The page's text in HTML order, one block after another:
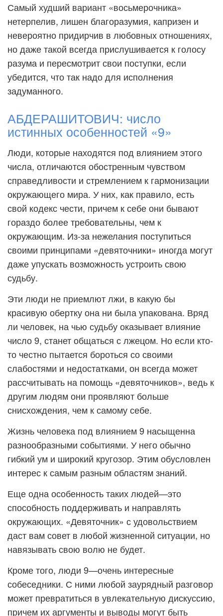
Самый худший вариант «восьмерочника»
нетерпелив, лишен благоразумия, капризен и
невероятно придирчив в любовных отношениях,
но даже такой всегда прислушивается к голосу
разума и пересмотрит свои поступки, если
убедится, что так надо для исполнения
задуманного.
АБДЕРАШИТОВИЧ: число
истинных особенностей «9»
Люди, которые находятся под влиянием этого
числа, отличаются обостренным чувством
справедливости и стремлением к гармонизации
окружающего мира. У них, как правило, есть
свой кодекс чести, причем к себе они бывают
гораздо более требовательны, чем к
окружающим. Из-за нежелания поступиться
своими принципами «девяточники» иногда могут
даже упускать возможность устроить свою
судьбу.
Эти люди не приемлют лжи, в какую бы
красивую обертку она ни была упакована. Вряд
ли человек, на чью судьбу оказывает влияние
число 9, станет общаться с лжецом. Но если кто-
то честно пытается бороться со своими
слабостями и недостатками, он всегда может
рассчитывать на помощь «девяточников», ведь к
другим людям они проявляют больше
снисхождения, чем к самому себе.
Жизнь человека под влиянием 9 насыщенна
разнообразными событиями. У него обычно
гибкий ум и широкий кругозор. Этим обусловлен
интерес к самым разным областям знаний.
Еще одна особенность таких людей—это
способность поддерживать и направлять
окружающих. «Девяточник» с удовольствием
даст вам совет в любой жизненной ситуации, но
навязывать свою волю не будет.
Кроме того, люди 9—очень интересные
собеседники. С ними любой заурядный разговор
может превратиться в увлекательную дискуссию,
причем их аргументы и выводы могут быть